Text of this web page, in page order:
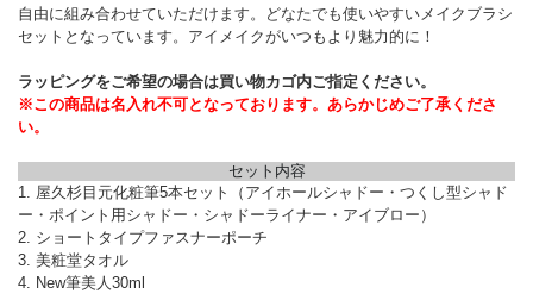
自由に組み合わせていただけます。どなたでも使いやすいメイクブラシ
セットとなっています。アイメイクがいつもより魅力的に！
ラッピングをご希望の場合は買い物カゴ内ご指定ください。
※この商品は名入れ不可となっております。あらかじめご了承くださ
い。
セット内容
1. 屋久杉目元化粧筆5本セット（アイホールシャドー・つくし型シャド
ー・ポイント用シャドー・シャドーライナー・アイブロー）
2. ショートタイプファスナーポーチ
3. 美粧堂タオル
4. New筆美人30ml